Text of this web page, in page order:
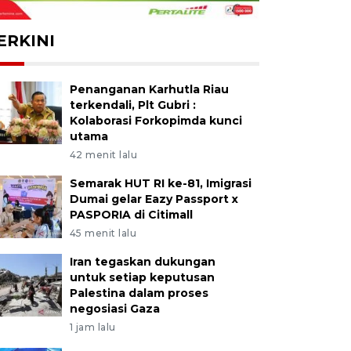
Penanganan Karhutla Riau
terkendali, Plt Gubri :
Kolaborasi Forkopimda kunci
utama
42 menit lalu
Semarak HUT RI ke-81, Imigrasi
Dumai gelar Eazy Passport x
PASPORIA di Citimall
45 menit lalu
Iran tegaskan dukungan
untuk setiap keputusan
Palestina dalam proses
negosiasi Gaza
1 jam lalu